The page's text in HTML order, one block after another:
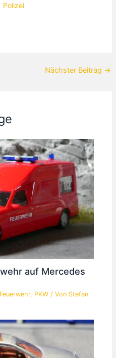
Polizei
Nächster Beitrag →
auf Mercedes
Feuerwehr, PKW / Von Stefan